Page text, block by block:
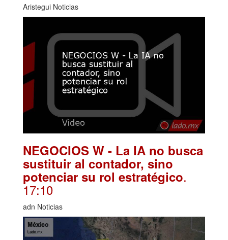
Aristegui Noticias
NEGOCIOS W - La IA no busca
sustituir al contador, sino
potenciar su rol estratégico.
17:10
adn Noticias